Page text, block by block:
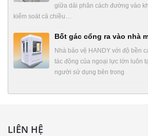
giữa dải phân cách đường vào
kiểm soát cả chiều…
Bốt gác cổng ra vào nhà
Nhà bảo vệ HANDY với độ bền
tác động của ngoại lực lớn luôn
người sử dụng bên trong
LIÊN HỆ